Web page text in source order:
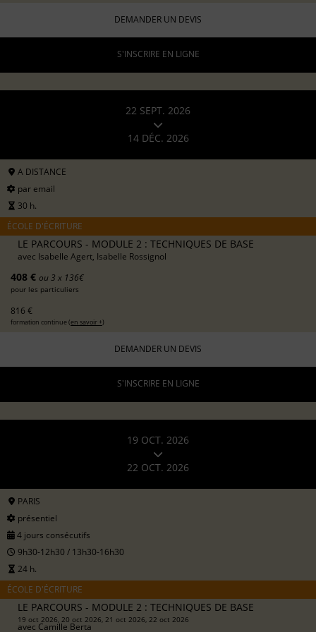
DEMANDER UN DEVIS
S'INSCRIRE EN LIGNE
22 SEPT. 2026
14 DÉC. 2026
A DISTANCE
par email
30 h.
ÉCOLE D'ÉCRITURE
LE PARCOURS - MODULE 2 : TECHNIQUES DE BASE
avec Isabelle Agert, Isabelle Rossignol
408 € ou 3 x 136€
pour les particuliers
816 €
formation continue (en savoir +)
DEMANDER UN DEVIS
S'INSCRIRE EN LIGNE
19 OCT. 2026
22 OCT. 2026
PARIS
présentiel
4 jours consécutifs
9h30-12h30 / 13h30-16h30
24 h.
ÉCOLE D'ÉCRITURE
LE PARCOURS - MODULE 2 : TECHNIQUES DE BASE
19 oct 2026, 20 oct 2026, 21 oct 2026, 22 oct 2026
avec Camille Berta